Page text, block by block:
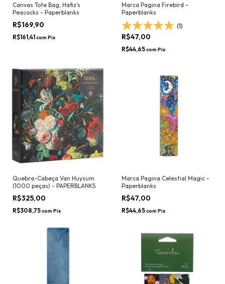
Canvas Tote Bag, Hafiz’s
Peacocks - Paperblanks
R$169,90
R$161,41com Pix
Marca Pagina Firebird -
Paperblanks
(1)
R$47,00
R$44,65com Pix
Quebra-Cabeça Van Huysum
(1000 peças) - PAPERBLANKS
R$325,00
R$308,75com Pix
Marca Pagina Celestial Magic -
Paperblanks
R$47,00
R$44,65com Pix